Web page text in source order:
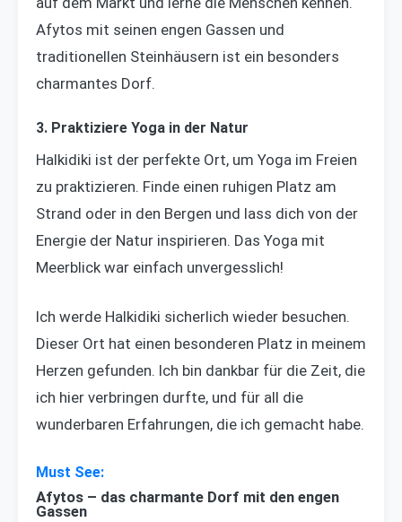
Afytos mit seinen engen Gassen und
traditionellen Steinhäusern ist ein besonders
charmantes Dorf.
3. Praktiziere Yoga in der Natur
Halkidiki ist der perfekte Ort, um Yoga im Freien
zu praktizieren. Finde einen ruhigen Platz am
Strand oder in den Bergen und lass dich von der
Energie der Natur inspirieren. Das Yoga mit
Meerblick war einfach unvergesslich!
Ich werde Halkidiki sicherlich wieder besuchen.
Dieser Ort hat einen besonderen Platz in meinem
Herzen gefunden. Ich bin dankbar für die Zeit, die
ich hier verbringen durfte, und für all die
wunderbaren Erfahrungen, die ich gemacht habe.
Afytos – das charmante Dorf mit den engen
Gassen